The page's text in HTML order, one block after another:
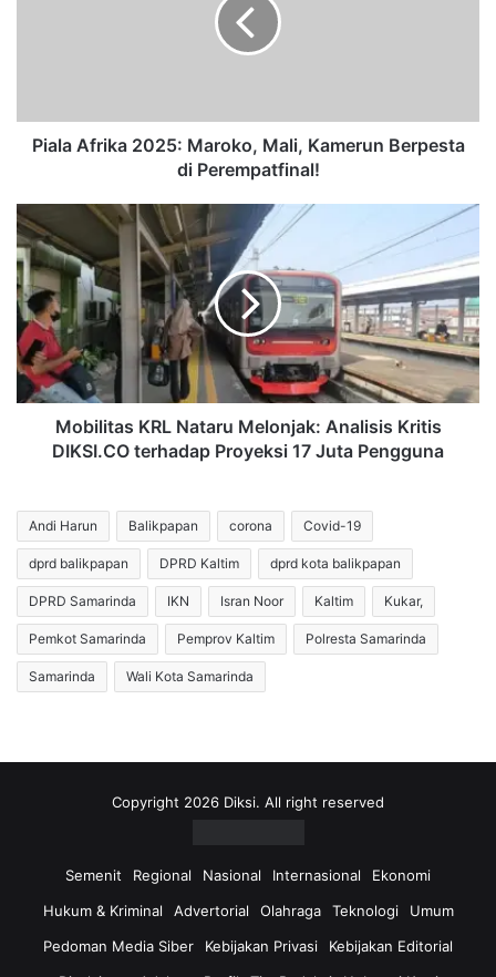
Perempatfinal!
Piala Afrika 2025: Maroko, Mali, Kamerun Berpesta
di Perempatfinal!
Mobilitas
KRL
Nataru
Melonjak:
Analisis
Kritis
DIKSI.CO
terhadap
Proyeksi
Mobilitas KRL Nataru Melonjak: Analisis Kritis
DIKSI.CO terhadap Proyeksi 17 Juta Pengguna
Andi Harun Balikpapan corona Covid-19
dprd balikpapan DPRD Kaltim dprd kota balikpapan
DPRD Samarinda IKN Isran Noor Kaltim Kukar,
Pemkot Samarinda Pemprov Kaltim Polresta Samarinda
Samarinda Wali Kota Samarinda
Copyright 2026 Diksi. All right reserved
Semenit Regional Nasional Internasional
Ekonomi
Hukum & Kriminal
Advertorial Olahraga Teknologi
Umum
Pedoman Media Siber
Kebijakan Privasi
Kebijakan Editorial